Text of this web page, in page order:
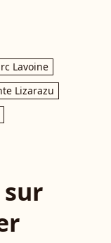
Lavoine
Lizarazu